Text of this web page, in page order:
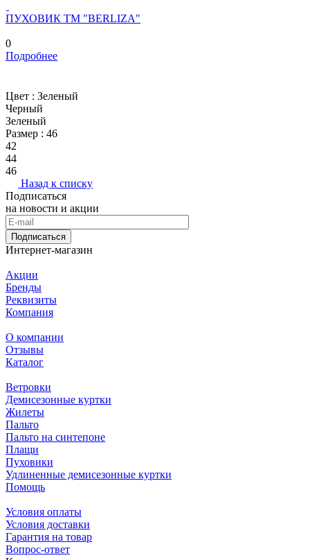
ПУХОВИК ТМ "BERLIZA"
0
Подробнее
Цвет : Зеленый
Черный
Зеленый
Размер : 46
42
44
46
Назад к списку
Подписаться
на новости и акции
Подписаться
Интернет-магазин
Акции
Бренды
Реквизиты
Компания
О компании
Отзывы
Каталог
Ветровки
Демисезонные куртки
Жилеты
Пальто
Пальто на синтепоне
Плащи
Пуховики
Удлиненные демисезонные куртки
Помощь
Условия оплаты
Условия доставки
Гарантия на товар
Вопрос-ответ